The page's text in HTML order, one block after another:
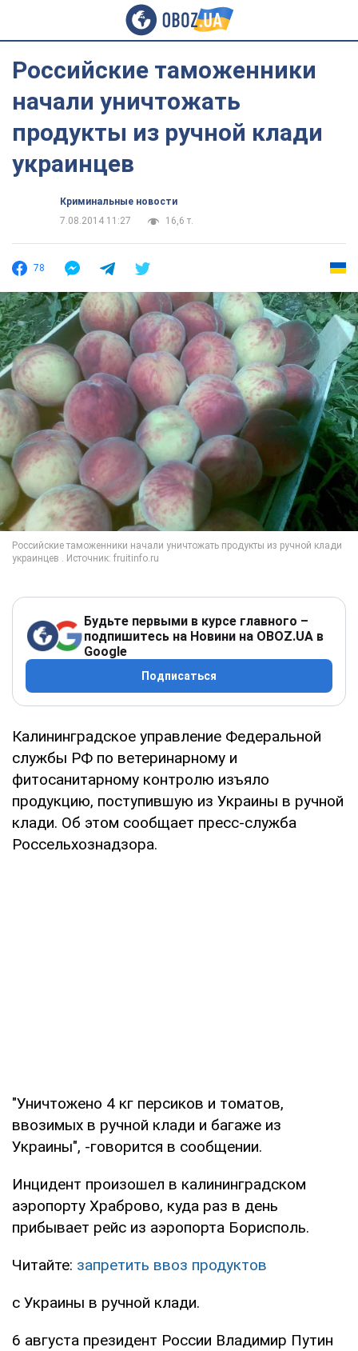
Российские таможенники
начали уничтожать
продукты из ручной клади
украинцев
Криминальные новости
7.08.2014 11:27
16,6 т.
78
Будьте первыми в курсе главного –
подпишитесь на Новини на OBOZ.UA в
Google
Подписаться
Калининградское управление Федеральной
службы РФ по ветеринарному и
фитосанитарному контролю изъяло
продукцию, поступившую из Украины в ручной
клади. Об этом сообщает пресс-служба
Россельхознадзора.
"Уничтожено 4 кг персиков и томатов,
ввозимых в ручной клади и багаже из
Украины", -говорится в сообщении.
Инцидент произошел в калининградском
аэропорту Храброво, куда раз в день
прибывает рейс из аэропорта Борисполь.
Читайте: запретить ввоз продуктов
с Украины в ручной клади.
6 августа президент России Владимир Путин